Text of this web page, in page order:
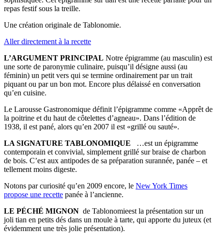
repas festif sous la treille.
Une création originale de Tablonomie.
Aller directement à la recette
L’ARGUMENT PRINCIPAL Notre épigramme (au masculin) est
une sorte de paronymie culinaire, puisqu’il désigne aussi (au
féminin) un petit vers qui se termine ordinairement par un trait
piquant ou par un bon mot. Encore plus délaissé en conversation
qu’en cuisine.
Le Larousse Gastronomique définit l’épigramme comme «Apprêt de
la poitrine et du haut de côtelettes d’agneau». Dans l’édition de
1938, il est pané, alors qu’en 2007 il est «grillé ou sauté».
LA SIGNATURE TABLONOMIQUE …est un épigramme
contemporain et convivial, simplement grillé sur braise de charbon
de bois. C’est aux antipodes de sa préparation surannée, panée – et
tellement moins digeste.
Notons par curiosité qu’en 2009 encore, le New York Times
propose une recette panée à l’ancienne.
LE PÉCHÉ MIGNON de Tablonomieest la présentation sur un
joli tian en petits dés dans un moule à tarte, qui apporte du juteux (et
évidemment une très jolie présentation).